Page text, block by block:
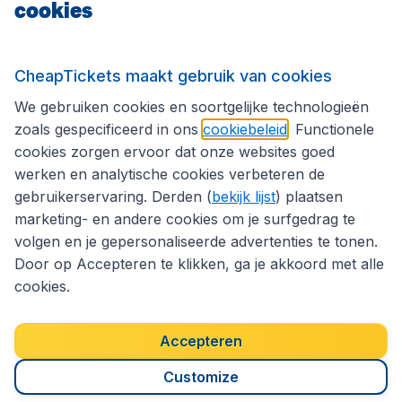
Volg CheapTickets.be
Privacybeleid
Copyright © 2026
cookies
CheapTickets maakt gebruik van cookies
We gebruiken cookies en soortgelijke technologieën
zoals gespecificeerd in ons cookiebeleid . Functionele
cookies zorgen ervoor dat onze websites goed
werken en analytische cookies verbeteren de
gebruikerservaring. Derden (bekijk lijst) plaatsen
marketing- en andere cookies om je surfgedrag te
volgen en je gepersonaliseerde advertenties te tonen.
Door op Accepteren te klikken, ga je akkoord met alle
cookies.
Accepteren
Customize